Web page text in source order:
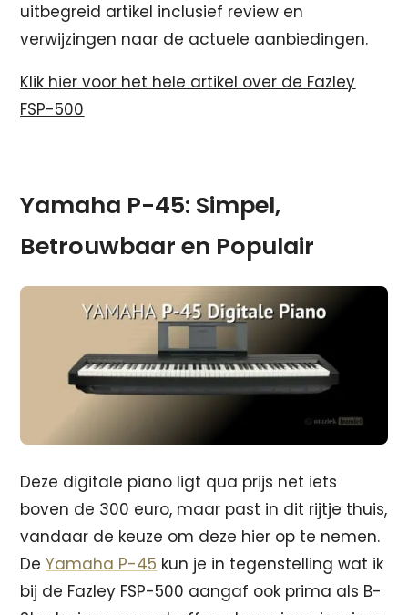
uitbegreid artikel inclusief review en
verwijzingen naar de actuele aanbiedingen.
Klik hier voor het hele artikel over de Fazley
FSP-500
Yamaha P-45: Simpel,
Betrouwbaar en Populair
Deze digitale piano ligt qua prijs net iets
boven de 300 euro, maar past in dit rijtje thuis,
vandaar de keuze om deze hier op te nemen.
DeYamaha P-45 kun je in tegenstelling wat ik
bij de Fazley FSP-500 aangaf ook prima als B-